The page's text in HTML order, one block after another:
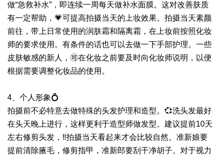
做“急救补水”，即连续一周每天做补水面膜。这对改善肤质
有一定帮助，💗可提高拍摄当天的上妆效果。拍摄当天素颜
前往，带上日常使用的润肤霜和隔离霜，在上妆前按照化妆
师的要求使用。有条件的话也可以去做一下手部护理。一些
皮肤敏感的新人，🉑在化妆之前要及时向化妆师说明，以便
根据需要调整化妆品的使用。
4、个人形象💍
拍摄前不必特意去做特殊的头发护理和造型。💞洗头发最好
在头天晚上进行，这样更利于造型师做发型。建议提前10天
左右修剪头发，‼️拍摄当天看起来才会比较自然。准新娘要
提前清除腋毛，修剪指甲，准新郎要刮干净胡子。对于视力